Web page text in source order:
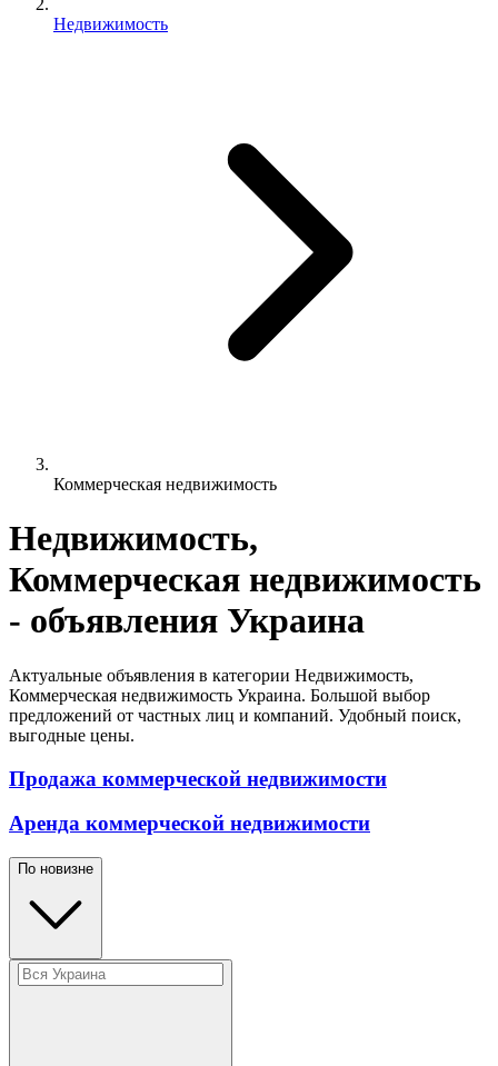
Недвижимость
Коммерческая недвижимость
Недвижимость,
Коммерческая недвижимость
- объявления Украина
Актуальные объявления в категории Недвижимость,
Коммерческая недвижимость Украина. Большой выбор
предложений от частных лиц и компаний. Удобный поиск,
выгодные цены.
Продажа коммерческой недвижимости
Аренда коммерческой недвижимости
По новизне